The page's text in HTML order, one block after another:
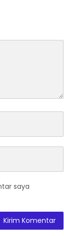
saya